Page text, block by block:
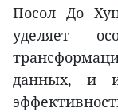
Посол До
уделяет
данных, и